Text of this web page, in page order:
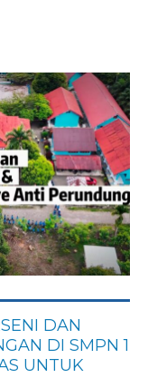
DAN
DI SMPN 1
UNTUK